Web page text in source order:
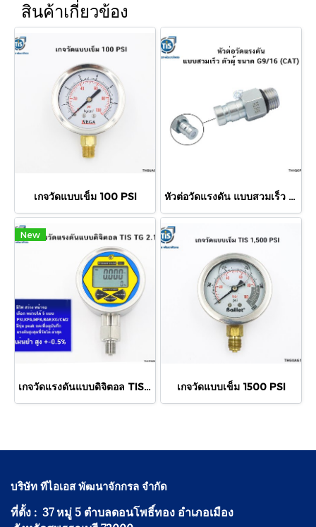
สินค้าเกี่ยวข้อง
เกจวัดแบบเข็ม 100 PSI หัวต่อวัดแรงดัน แบบสวมเร็ว ตัวผู้ ขนาด G9/16 (CAT)
New
เกจวัดแรงดันแบบดิจิตอล TIS TG 2.1 เกจวัดแบบเข็ม 1500 PSI
บริษัท ทีไอเอส พัฒนาจักกรล จำกัด
ที่ตั้ง : 37 หมู่ 5 ตำบลดอนโพธิ์ทอง อำเภอเมือง